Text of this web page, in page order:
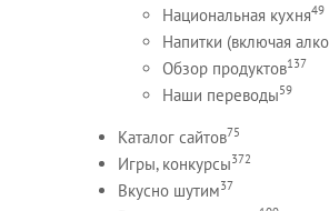
Национальная кухня49
Напитки (включая
Обзор продуктов137
Наши переводы59
Каталог сайтов75
Игры, конкурсы372
Вкусно шутим37